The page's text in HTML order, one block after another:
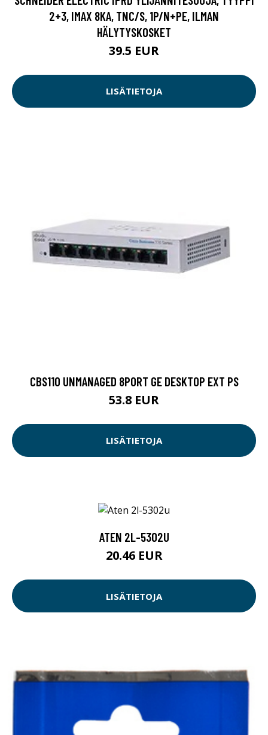
2+3, IMAX 8KA, TNC/S, 1P/N+PE, ILMAN
HÄLYTYSKOSKET
39.5 EUR
LISÄTIETOJA
CBS110 UNMANAGED 8PORT GE DESKTOP EXT PS
53.8 EUR
LISÄTIETOJA
ATEN 2L-5302U
20.46 EUR
LISÄTIETOJA